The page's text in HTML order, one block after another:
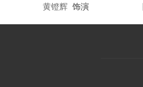
黄镫辉 饰演